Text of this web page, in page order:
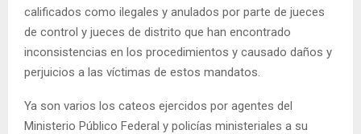
calificados como ilegales y anulados por parte de jueces
de control y jueces de distrito que han encontrado
inconsistencias en los procedimientos y causado daños y
perjuicios a las víctimas de estos mandatos.
Ya son varios los cateos ejercidos por agentes del
Ministerio Público Federal y policías ministeriales a su